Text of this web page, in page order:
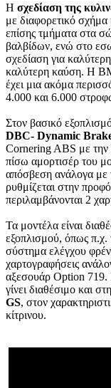
Η σχεδίαση της
με διαφορετικό σχήμα
επίσης τμήματα στα
βαλβίδων, ενώ στο
σχεδίαση για
καλύτερη καύση. Η
έχει μια ακόμα
4.000 και 6.000
Στον βασικό
DBC- Dynamic
Cornering ABS με την
πίσω αμορτισέρ του
απόσβεση ανάλογα με
ρυθμίζεται στην
περιλαμβάνονται 2
Τα μοντέλα είναι
εξοπλισμού, όπως
σύστημα ελέγχου
χαρτογραφήσεις
αξεσουάρ Option
γίνει διαθέσιμο και
GS, στον
κίτρινου.